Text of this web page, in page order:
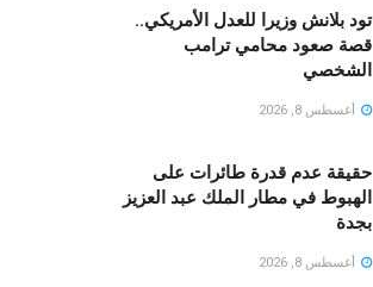
تود بلانش وزيرا للعدل الأمريكي..
قصة صعود محامي ترامب
الشخصي
أغسطس 8, 2026
حقيقة عدم قدرة طائرات على
الهبوط في مطار الملك عبد العزيز
بجدة
أغسطس 8, 2026